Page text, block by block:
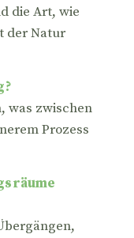
die Art, wie
der Natur
was zwischen
Prozess